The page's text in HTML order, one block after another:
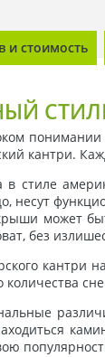
и стоимость
кантри.
стиле
может
без
кантри
количества